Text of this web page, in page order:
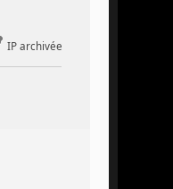
IP archivée